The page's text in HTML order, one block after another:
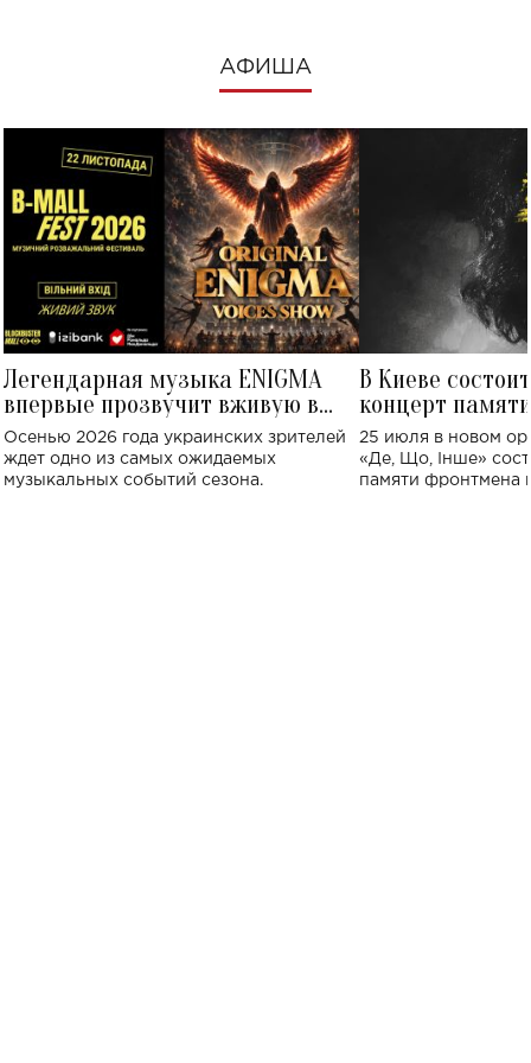
АФИША
Легендарная музыка ENIGMA
впервые прозвучит вживую в
Украине: где состоится концерт
Осенью 2026 года украинских зрителей
ждет одно из самых ожидаемых
музыкальных событий сезона.
В Киеве
концерт
Клименко:
исполнят песни
25 июля в новом
«Де, Що, Інше»
памяти фронтмена